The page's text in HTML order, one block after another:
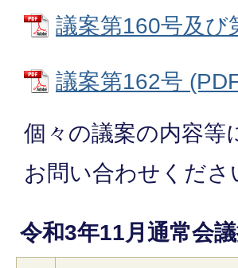
議案第160号及び
議案第162号
個々の議案の内容等
お問い合わせくださ
令和3年11月通常会